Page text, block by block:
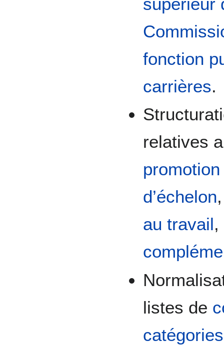
fonction
carrières.
relatives
d’échelon
au travail,
listes de
catégories